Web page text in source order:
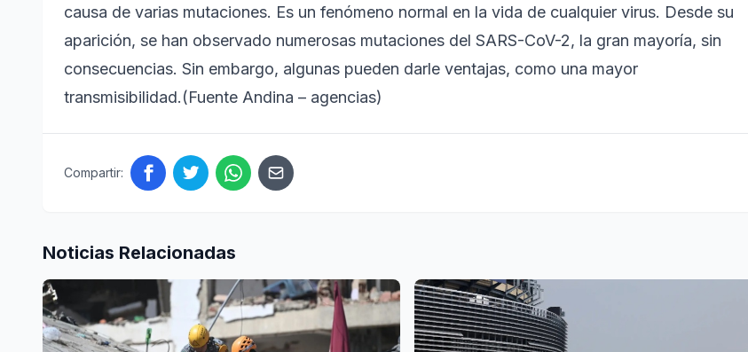
causa de varias mutaciones. Es un fenómeno normal en la vida de cualquier virus. Desde su
aparición, se han observado numerosas mutaciones del SARS-CoV-2, la gran mayoría, sin
consecuencias. Sin embargo, algunas pueden darle ventajas, como una mayor
transmisibilidad.(Fuente Andina – agencias)
Compartir:
Noticias Relacionadas